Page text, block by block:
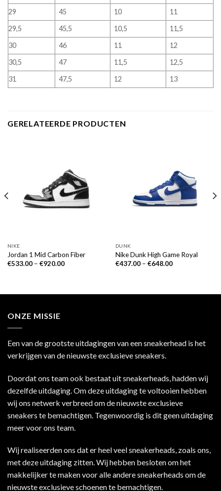
29
45 10
11
29,5
45,5 10,5
11,5
30
46 11
12
30,5
47 11,5
12,5
31
47,5 12 13
GERELATEERDE PRODUCTEN
NIKE
Jordan 1 Mid Carbon Fiber
€533.00– €920.00
DUNK
Nike Dunk High Game Royal
€437.00– €648.00
ONZE MISSIE
Een van de grootste uitdagingen van een sneakerhead is het
verkrijgen van de nieuwste exclusieve sneakers.
Doordat ons team ook bestaat uit sneakerheads, hadden wij
dezelfde uitdaging. Om deze uitdaging te voltooien hebben
wij ons netwerk verbreed om de nieuwste exclusieve
sneakers te bemachtigen. Tegenwoordig is dit geen uitdaging
meer voor ons team.
Wij realiseerden ons dat er heel veel sneakerheads, zoals ons,
met deze uitdaging zitten. Wij hebben besloten om het
makkelijker te maken voor alle andere sneakerheads om de
nieuwste exclusieve schoenen te bemachtigen.